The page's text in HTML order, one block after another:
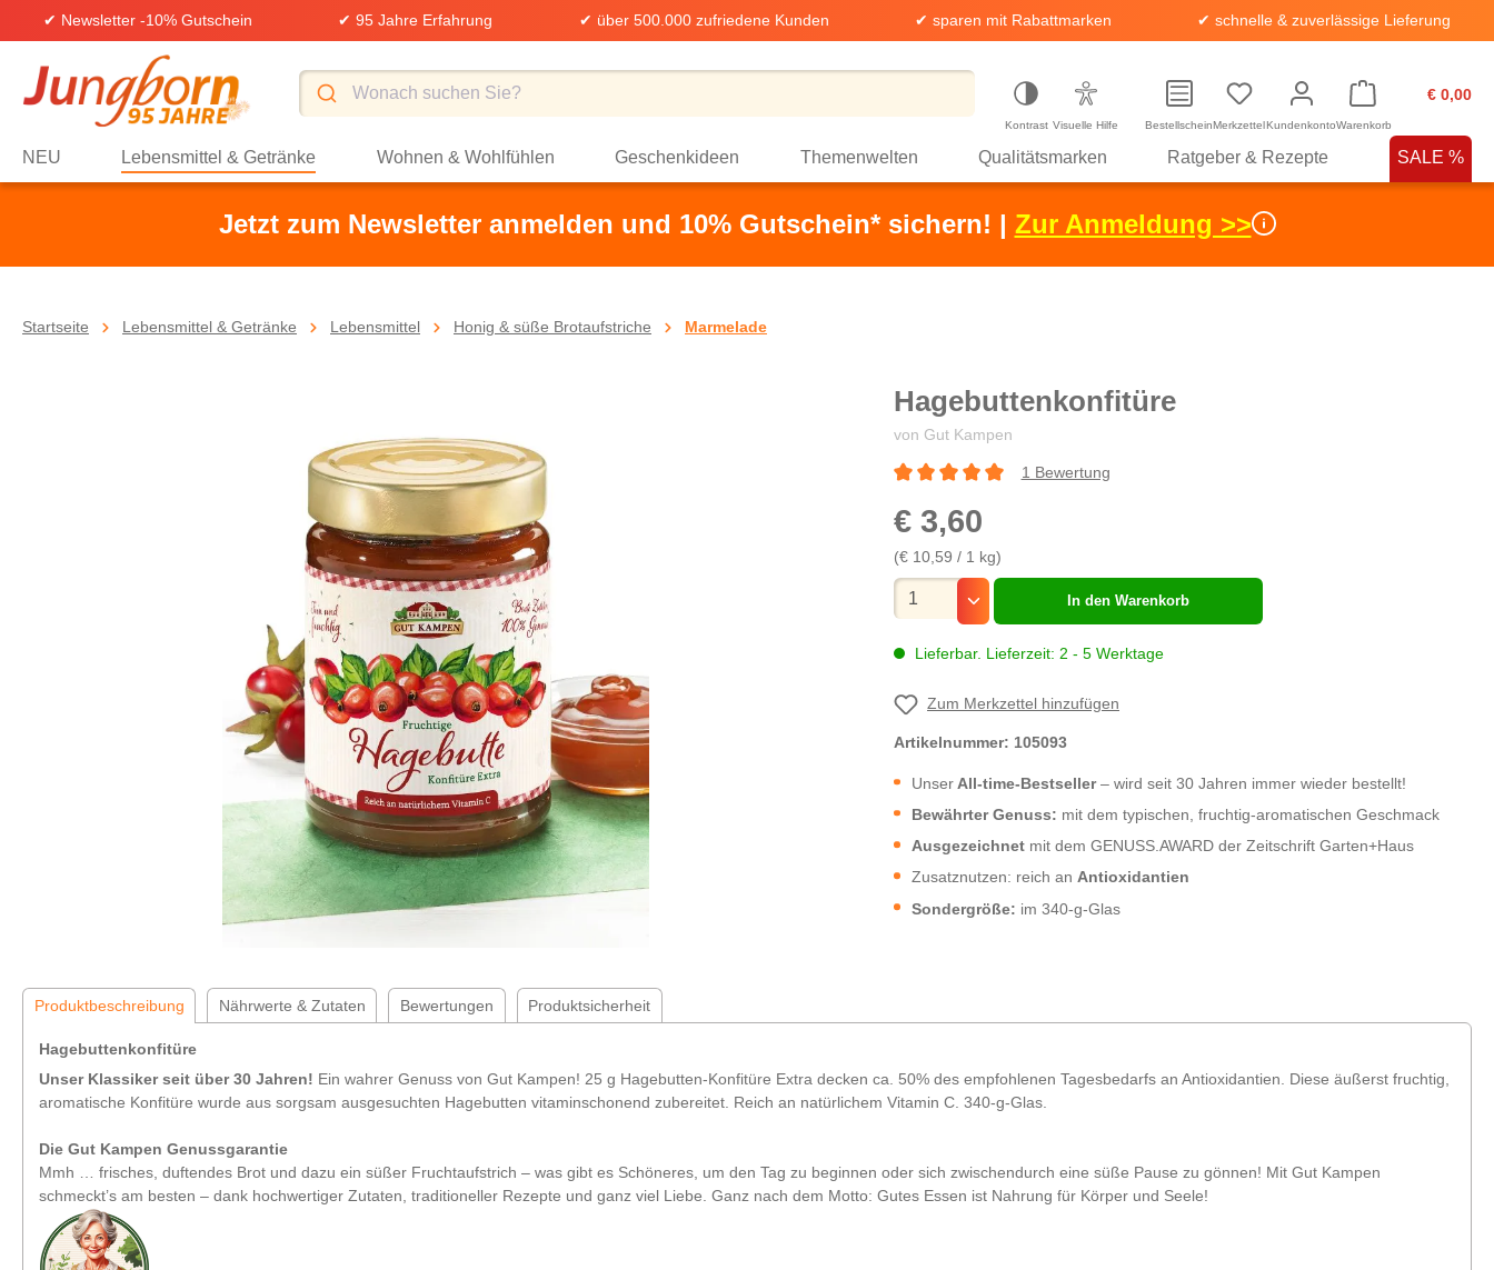
Zur Hauptnavigation springen
✔ Newsletter -10% Gutschein ✔ 95 Jahre Erfahrung ✔ über 500.000 zufriedene Kunden ✔ sparen mit Rabattmarken ✔ schnelle & zuverlässige Lieferung
Kontrast Visuelle Hilfe BestellscheinMerkzettelKundenkonto
€ 0,00
Warenkorb
NEU Lebensmittel & Getränke Wohnen & Wohlfühlen Geschenkideen Themenwelten Qualitätsmarken Ratgeber & Rezepte SALE %
Jetzt zum Newsletter anmelden und 10% Gutschein* sichern! | Zur Anmeldung >>
Startseite Lebensmittel & Getränke Lebensmittel Honig & süße Brotaufstriche Marmelade
Hagebuttenkonfitüre
von Gut Kampen
€ 3,60
(€ 10,59 / 1 kg)
1 Bewertung
Lieferbar. Lieferzeit: 2 - 5 Werktage
Mengenauswahl
In den Warenkorb
Zum Merkzettel hinzufügen
Artikelnummer: 105093
Unser All-time-Bestseller– wird seit 30 Jahren immer wieder bestellt!
Bewährter Genuss: mit dem typischen, fruchtig-aromatischen Geschmack
Ausgezeichnet mit dem GENUSS.AWARD der Zeitschrift Garten+Haus
Zusatznutzen: reich an Antioxidantien
Sondergröße: im 340-g-Glas
Produktbeschreibung Nährwerte & Zutaten Bewertungen Produktsicherheit
Hagebuttenkonfitüre
Unser Klassiker seit über 30 Jahren! Ein wahrer Genuss von Gut Kampen! 25 g Hagebutten-Konfitüre Extra decken ca. 50% des empfohlenen Tagesbedarfs an Antioxidantien. Diese äußerst fruchtig,
aromatische Konfitüre wurde aus sorgsam ausgesuchten Hagebutten vitaminschonend zubereitet. Reich an natürlichem Vitamin C. 340-g-Glas.
Die Gut Kampen Genussgarantie
Mmh … frisches, duftendes Brot und dazu ein süßer Fruchtaufstrich – was gibt es Schöneres, um den Tag zu beginnen oder sich zwischendurch eine süße Pause zu gönnen! Mit Gut Kampen
schmeckt’s am besten – dank hochwertiger Zutaten, traditioneller Rezepte und ganz viel Liebe. Ganz nach dem Motto: Gutes Essen ist Nahrung für Körper und Seele!